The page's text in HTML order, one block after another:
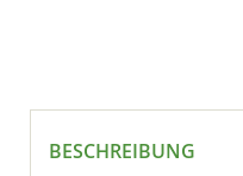
BESCHREIBUNG